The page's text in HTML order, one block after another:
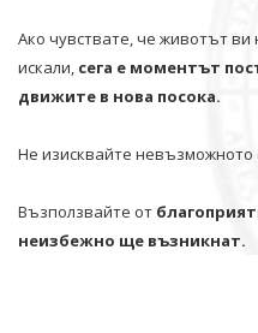
Ако чувствате, че животът ви
искали, сега е моментът
движите в нова посока.
Не изисквайте невъзможното
Възползвайте от
неизбежно ще възникнат.